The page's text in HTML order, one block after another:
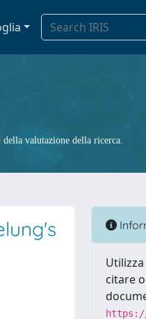
valutazione della ricerca.
citare